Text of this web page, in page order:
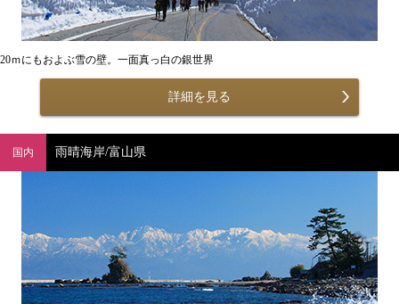
20ｍにもおよぶ雪の壁。一面真っ白の銀世界
詳細を見る
国内 雨晴海岸/富山県